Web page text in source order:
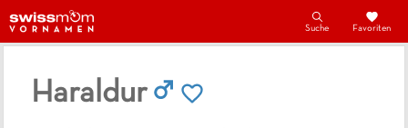
Suche Favoriten
Haraldur